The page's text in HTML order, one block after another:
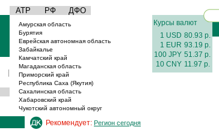
АТР РФ ДФО
|
Амурская область
Бурятия
Еврейская автономная область
Забайкалье
Камчатский край
Магаданская область
Приморский край
Республика Саха (Якутия)
Сахалинская область
Хабаровский край
Чукотский автономный округ
Курсы валют
1 USD 80.93 р.
1 EUR 93.19 р.
100 JPY 51.37 р.
10 CNY 11.97 р.
Рекомендует: Регион сегодня